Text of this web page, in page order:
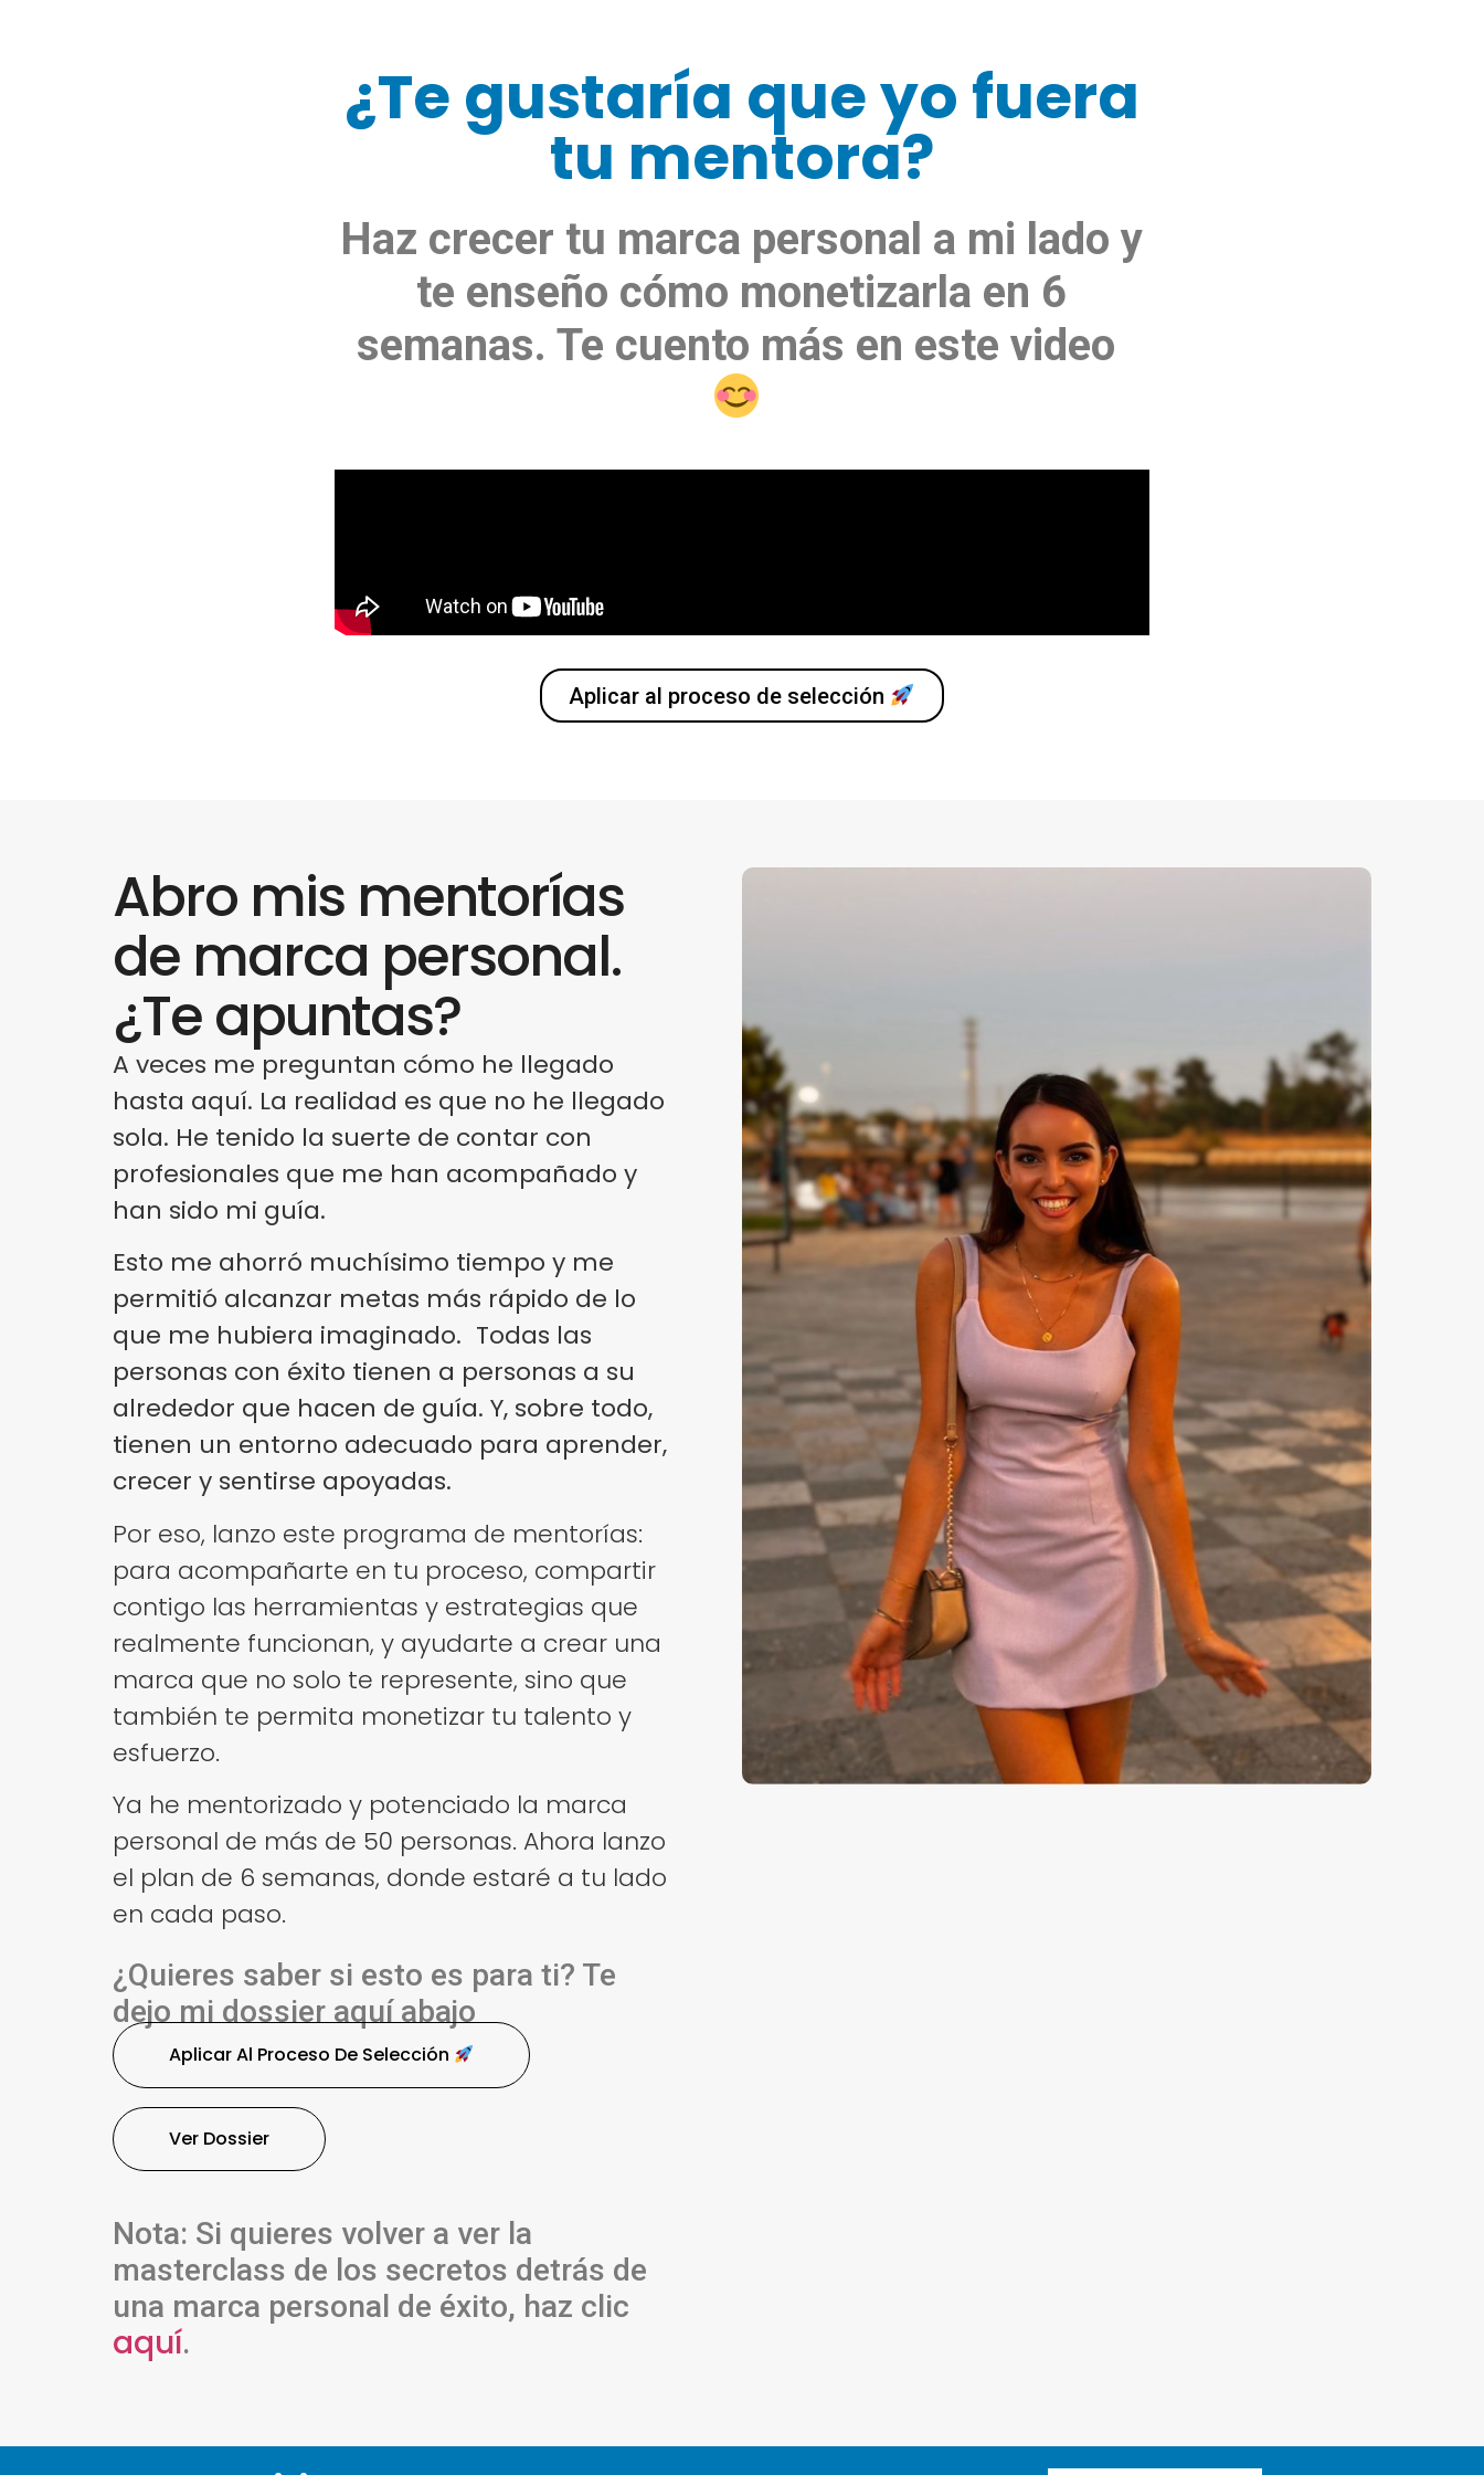
¿Te gustaría que yo fuera
tu mentora?
Haz crecer tu marca personal a mi lado y
te enseño cómo monetizarla en 6
semanas. Te cuento más en este video
Aplicar al proceso de selección
Abro mis mentorías
de marca personal.
¿Te apuntas?
A veces me preguntan cómo he llegado
hasta aquí. La realidad es que no he llegado
sola. He tenido la suerte de contar con
profesionales que me han acompañado y
han sido mi guía.
Esto me ahorró muchísimo tiempo y me
permitió alcanzar metas más rápido de lo
que me hubiera imaginado. Todas las
personas con éxito tienen a personas a su
alrededor que hacen de guía. Y, sobre todo,
tienen un entorno adecuado para aprender,
crecer y sentirse apoyadas.
Por eso, lanzo este programa de mentorías:
para acompañarte en tu proceso, compartir
contigo las herramientas y estrategias que
realmente funcionan, y ayudarte a crear una
marca que no solo te represente, sino que
también te permita monetizar tu talento y
esfuerzo.
Ya he mentorizado y potenciado la marca
personal de más de 50 personas. Ahora lanzo
el plan de 6 semanas, donde estaré a tu lado
en cada paso.
¿Quieres saber si esto es para ti? Te
dejo mi dossier aquí abajo
Aplicar Al Proceso De Selección
Ver Dossier
Nota: Si quieres volver a ver la
masterclass de los secretos detrás de
una marca personal de éxito, haz clic
aquí.